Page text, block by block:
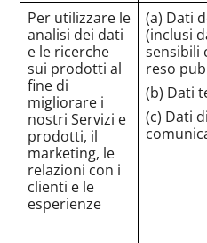
Per utilizzare le
analisi dei dati
e le ricerche
sui prodotti al
fine di
migliorare i
nostri Servizi e
prodotti, il
marketing, le
relazioni con i
clienti e le
esperienze
(a) Dati
(inclusi
sensibili
reso
(b) Dati
(c) Dati di